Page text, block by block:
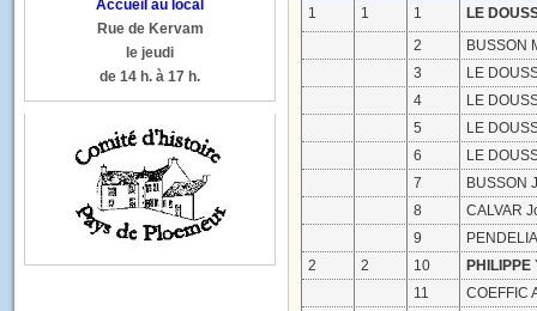
Accueil au local
Rue de Kervam
le jeudi
de 14 h. à 17 h.
1
1 1
LE
2
BUSSON
3
LE
4
LE
5
LE
6
LE
7
BUSSON
8
CALVAR
9
2
2 10 PHILIPPE
11
COEFFIC